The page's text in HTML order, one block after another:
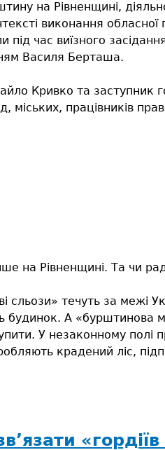
на Рівненщині,
виконання
час виїзного
Василя Берташа.
Кривко та заступник
працівників
на Рівненщині. Та чи
течуть за межі
будинок. А «бурштинова
У незаконному
крадений ліс,
«гордіїв